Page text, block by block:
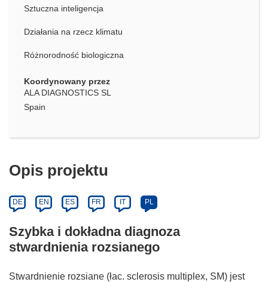
Sztuczna inteligencja
Działania na rzecz klimatu
Różnorodność biologiczna
Koordynowany przez
ALA DIAGNOSTICS SL
Spain
Opis projektu
DE EN ES FR IT PL
Szybka i dokładna diagnoza
stwardnienia rozsianego
Stwardnienie rozsiane (łac. sclerosis multiplex, SM) jest